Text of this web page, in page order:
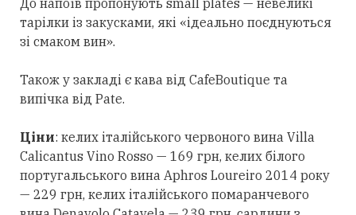
До напоїв пропонують small plates — невеликі
тарілки із закусками, які «ідеально поєднуються
зі смаком вин».
Також у закладі є кава від CafeBoutique та
випічка від Pate.
Ціни: келих італійського червоного вина Villa
Calicantus Vino Rosso — 169 грн, келих білого
португальського вина Aphros Loureiro 2014 року
— 229 грн, келих італійського помаранчевого